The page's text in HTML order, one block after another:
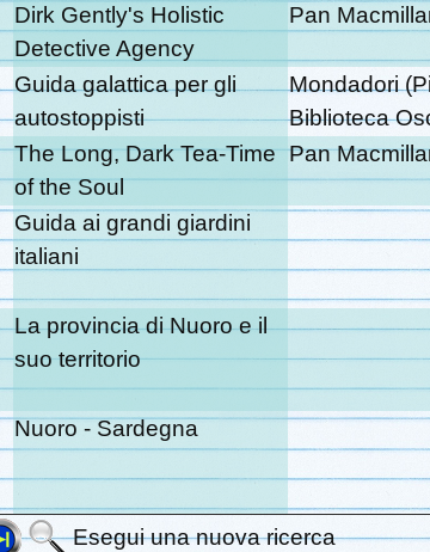
Dirk Gently's Holistic
Detective Agency
Pan
Guida galattica per gli
autostoppisti
Mondadori
Biblioteca
The Long, Dark Tea-Time
of the Soul
Pan
Guida ai grandi giardini
italiani
La provincia di Nuoro e il
suo territorio
Nuoro - Sardegna
Esegui una nuova ricerca